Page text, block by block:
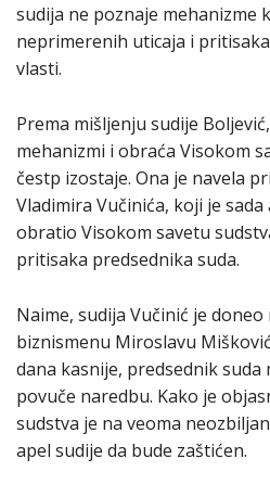
sudija ne poznaje mehanizme
neprimerenih uticaja i
vlasti.
Prema mišljenju sudije
mehanizmi i obraća Visokom
čestp izostaje. Ona je navela
Vladimira Vučinića, koji je
obratio Visokom savetu
pritisaka predsednika suda.
Naime, sudija Vučinić je
biznismenu Miroslavu
dana kasnije, predsednik suda
povuče naredbu. Kako je
sudstva je na veoma
apel sudije da bude zaštićen.